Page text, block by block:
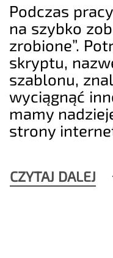
Podczas
na szybko
zrobione”.
skryptu,
szablonu,
wyciągnąć
mamy
strony
CZYTAJ DALEJ